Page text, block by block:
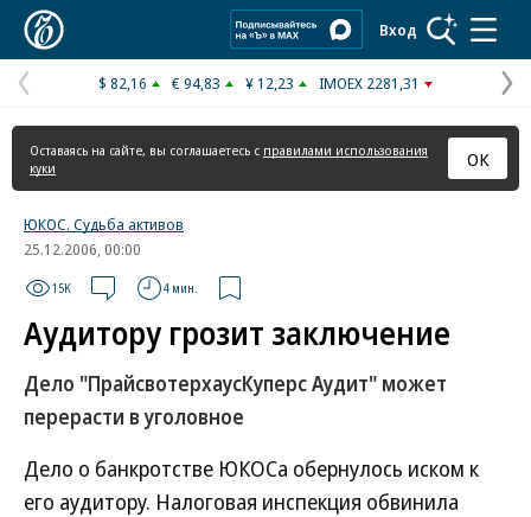
Вход
Предыдущая
страница
$ 82,16 € 94,83 ¥ 12,23 IMOEX 2281,31
Оставаясь на сайте, вы соглашаетесь с правилами использования
куки
ОК
ЮКОС. Судьба активов
25.12.2006, 00:00
15K 4 мин.
Аудитору грозит заключение
Дело "ПрайсвотерхаусКуперс Аудит" может
перерасти в уголовное
Дело о банкротстве ЮКОСа обернулось иском к
его аудитору. Налоговая инспекция обвинила